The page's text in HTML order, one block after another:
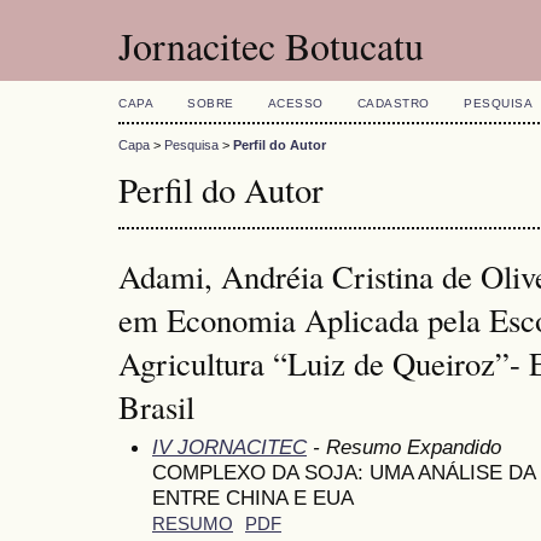
Jornacitec Botucatu
CAPA SOBRE ACESSO CADASTRO PESQUISA
Capa > Pesquisa > Perfil do Autor
Perfil do Autor
Adami, Andréia Cristina de
em Economia Aplicada pela
Agricultura “Luiz de Queiroz”-
Brasil
IV JORNACITEC- Resumo Expandido
COMPLEXO DA SOJA: UMA ANÁLISE
ENTRE CHINA E EUA
RESUMO PDF